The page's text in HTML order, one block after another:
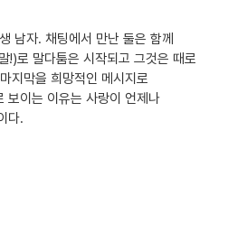
남자. 채팅에서 만난 둘은 함께
!)로 말다툼은 시작되고 그것은 때로
지막을 희망적인 메시지로
보이는 이유는 사랑이 언제나
다.